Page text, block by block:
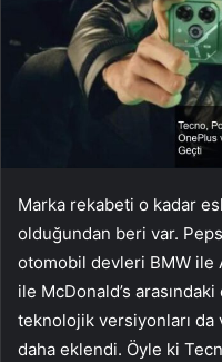
Marka rekabeti o kadar
olduğundan beri var.
otomobil devleri BMW ile
ile McDonald’s
teknolojik versiyonları
daha eklendi. Öyle ki